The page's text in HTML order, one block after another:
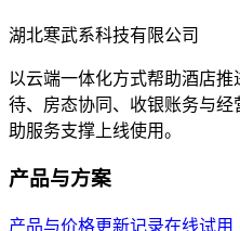
湖北寒武系科技有限公司
以云端一体化方式帮助酒店
待、房态协同、收银账务与
助服务支撑上线使用。
产品与方案
产品与价格更新记录在线试用